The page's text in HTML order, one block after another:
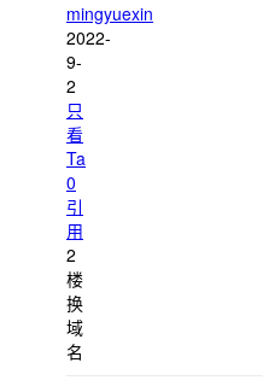
mingyuexin
2022-
9-
2
只
看
Ta
0
引
用
2
楼
换
域
名